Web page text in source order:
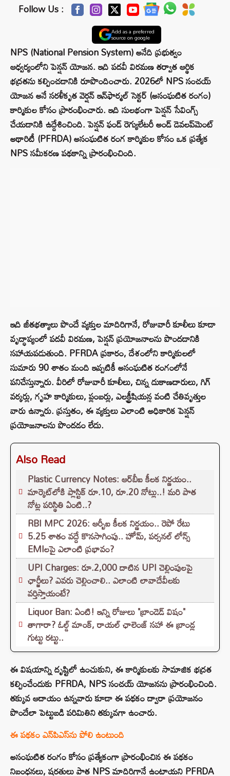
Follow Us :
Add as a preferred
source on google
NPS (National Pension System) అనేది ప్రభుత్వం
ఆధ్వర్యంలోని పెన్షన్ యోజన. ఇది పదవీ విరమణ తర్వాత ఆర్థిక
భద్రతను కల్పించడానికి రూపొందించారు. 2026లో NPS సంచయ్
యోజన అనే సరళీకృత వెర్షన్ ఇన్‌ఫార్మల్ సెక్టర్ (అసంఘటిత రంగం)
కార్మికుల కోసం ప్రారంభించారు. ఇది సులభంగా పెన్షన్ సేవింగ్స్
చేయడానికి ఉద్దేశించింది. పెన్షన్ ఫండ్ రెగ్యులేటరీ అండ్ డెవలప్‌మెంట్
అథారిటీ (PFRDA) అసంఘటిత రంగ కార్మికుల కోసం ఒక ప్రత్యేక
NPS సమీకరణ పథకాన్ని ప్రారంభించింది.
ఇది జీతభత్యాలు పొందే వ్యక్తుల మాదిరిగానే, రోజువారీ కూలీలు కూడా
వృద్ధాప్యంలో పదవీ విరమణ, పెన్షన్ ప్రయోజనాలను పొందడానికి
సహాయపడుతుంది. PFRDA ప్రకారం, దేశంలోని కార్మికులలో
సుమారు 90 శాతం మంది ఇప్పటికీ అసంఘటిత రంగంలోనే
పనిచేస్తున్నారు. వీరిలో రోజువారీ కూలీలు, చిన్న దుకాణదారులు, గిగ్
వర్కర్లు, గృహ కార్మికులు, ప్లంబర్లు, ఎలక్ట్రీషియన్ల వంటి చేతివృత్తుల
వారు ఉన్నారు. ప్రస్తుతం, ఈ వ్యక్తులు ఎలాంటి అధికారిక పెన్షన్
ప్రయోజనాలను పొందడం లేదు.
Also Read
Plastic Currency Notes: ఆర్‌బీఐ కీలక నిర్ణయం..
మార్కెట్‌లోకి ప్లాస్టిక్ రూ.10, రూ.20 నోట్లు..! మరి పాత
నోట్ల పరిస్థితి ఏంటి..?
RBI MPC 2026: ఆర్బీఐ కీలక నిర్ణయం.. రెపో రేటు
5.25 శాతం వద్దే కొనసాగింపు.. హోమ్, పర్సనల్ లోన్స్
EMIలపై ఎలాంటి ప్రభావం?
UPI Charges: రూ.2,000 దాటిన UPI చెల్లింపులపై
ఛార్జీలు? ఎవరు చెల్లించాలి.. ఎలాంటి లావాదేవీలకు
వర్తిస్తాయంటే?
Liquor Ban: ఏంటి! ఇన్ని రోజులు "బ్రాండెడ్ విషం"
తాగారా? ఓల్డ్ మాంక్, రాయల్ ఛాలెంజ్‌ సహా ఈ బ్రాండ్ల
గుట్టు రట్టు..
ఈ విషయాన్ని దృష్టిలో ఉంచుకుని, ఈ కార్మికులకు సామాజిక భద్రత
కల్పించేందుకు PFRDA, NPS సంచయ్ యోజనను ప్రారంభించింది.
తక్కువ ఆదాయం ఉన్నవారు కూడా ఈ పథకం ద్వారా ప్రయోజనం
పొందేలా పెట్టుబడి పరిమితిని తక్కువగా ఉంచారు.
ఈ పథకం ఎన్‌పిఎస్‌ను పోలి ఉంటుంది
అసంఘటిత రంగం కోసం ప్రత్యేకంగా ప్రారంభించిన ఈ పథకం
నిబంధనలు, షరతులు పాత NPS మాదిరిగానే ఉంటాయని PFRDA